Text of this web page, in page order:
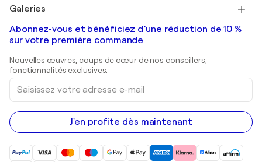
Banksy
Mr. Brainwash
Shepard Fairey
Tableaux abstraits à vendre
Peintures de paysage
Estampes
Peintures acryliques
Galeries
Galeries d'art en France
Galeries d'art en Belgique
Abonnez-vous et bénéficiez d’une réduction de 10 %
sur votre première commande
Nouvelles œuvres, coups de cœur de nos conseillers,
fonctionnalités exclusives.
Saisissez
votre
adresse
e-
mail
J'en profite dès maintenant